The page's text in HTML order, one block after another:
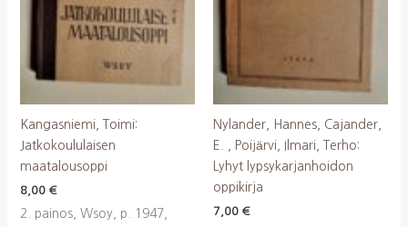
Kangasniemi, Toimi:
Jatkokoululaisen
maatalousoppi
8,00 €
2. painos, Wsoy, p. 1947,
Nylander, Hannes, Cajander,
E. , Poijärvi, Ilmari, Terho:
Lyhyt lypsykarjanhoidon
oppikirja
7,00 €